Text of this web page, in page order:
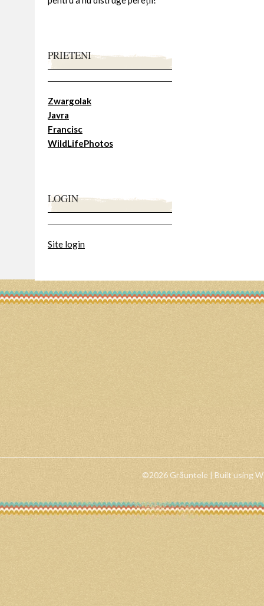
PRIETENI
Zwargolak
Javra
Francisc
WildLifePhotos
LOGIN
Site login
©2026 Grăuntele | Built using